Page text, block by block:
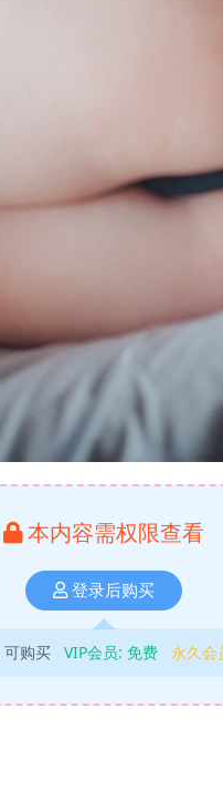
本内容需权限查看
登录后购买
可购买 VIP会员: 免费 永久会